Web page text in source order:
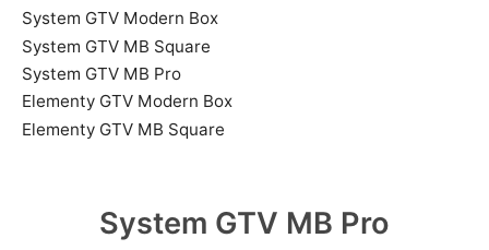
System GTV Modern Box
System GTV MB Square
System GTV MB Pro
Elementy GTV Modern Box
Elementy GTV MB Square
System GTV MB Pro